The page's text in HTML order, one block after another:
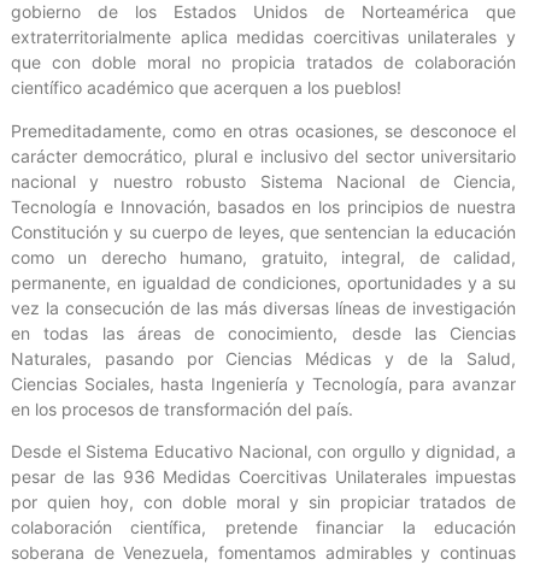
gobierno de los Estados Unidos de Norteamérica que
extraterritorialmente aplica medidas coercitivas unilaterales y
que con doble moral no propicia tratados de colaboración
científico académico que acerquen a los pueblos!
Premeditadamente, como en otras ocasiones, se desconoce el
carácter democrático, plural e inclusivo del sector universitario
nacional y nuestro robusto Sistema Nacional de Ciencia,
Tecnología e Innovación, basados en los principios de nuestra
Constitución y su cuerpo de leyes, que sentencian la educación
como un derecho humano, gratuito, integral, de calidad,
permanente, en igualdad de condiciones, oportunidades y a su
vez la consecución de las más diversas líneas de investigación
en todas las áreas de conocimiento, desde las Ciencias
Naturales, pasando por Ciencias Médicas y de la Salud,
Ciencias Sociales, hasta Ingeniería y Tecnología, para avanzar
en los procesos de transformación del país.
Desde el Sistema Educativo Nacional, con orgullo y dignidad, a
pesar de las 936 Medidas Coercitivas Unilaterales impuestas
por quien hoy, con doble moral y sin propiciar tratados de
colaboración científica, pretende financiar la educación
soberana de Venezuela, fomentamos admirables y continuas